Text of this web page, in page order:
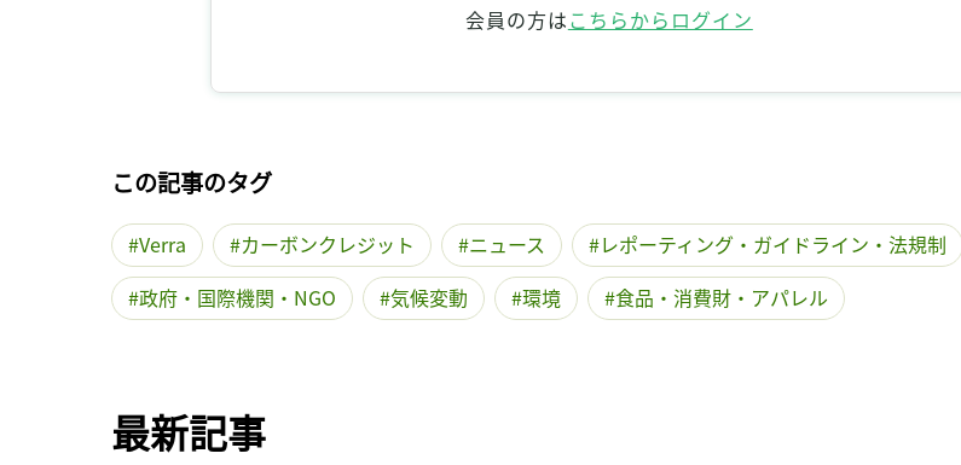
会員の方はこちらからログイン
この記事のタグ
Verra カーボンクレジット ニュース レポーティング・ガイドライン・法規制
政府・国際機関・NGO
気候変動 環境 食品・消費財・アパレル
最新記事
記事をお気に入りに保存するには